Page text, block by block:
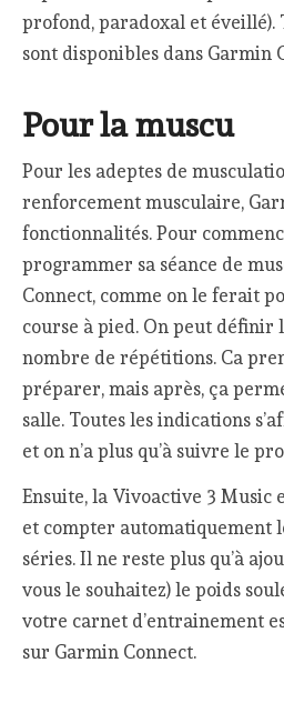
profond, paradoxal et éveillé).
sont disponibles dans Garmin
Pour la muscu
Pour les adeptes de
renforcement musculaire,
fonctionnalités. Pour
programmer sa séance de
Connect, comme on le ferait
course à pied. On peut définir
nombre de répétitions. Ca
préparer, mais après, ça
salle. Toutes les indications
et on n’a plus qu’à suivre le
Ensuite, la Vivoactive 3 Music
et compter automatiquement
séries. Il ne reste plus qu’à
vous le souhaitez) le poids
votre carnet d’entrainement
sur Garmin Connect.